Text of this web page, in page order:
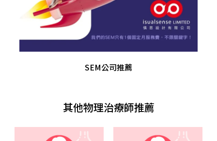
SEM公司推薦
其他物理治療師推薦